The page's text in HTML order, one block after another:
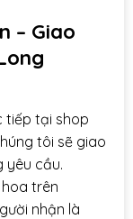
– Giao
tiếp tại shop
tôi sẽ giao
yêu cầu.
trên
nhận là